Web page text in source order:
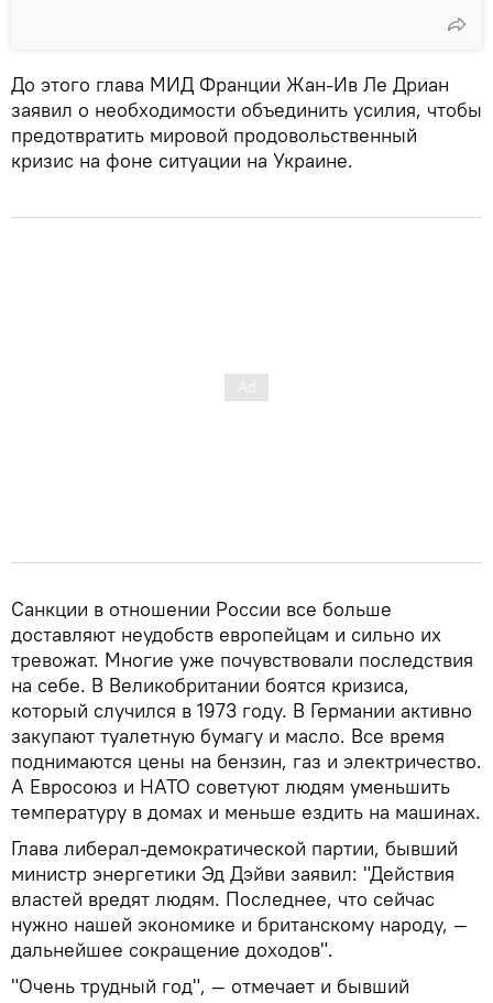
До этого глава МИД Франции Жан-Ив Ле Дриан
заявил о необходимости объединить усилия, чтобы
предотвратить мировой продовольственный
кризис на фоне ситуации на Украине.
Санкции в отношении России все больше
доставляют неудобств европейцам и сильно их
тревожат. Многие уже почувствовали последствия
на себе. В Великобритании боятся кризиса,
который случился в 1973 году. В Германии активно
закупают туалетную бумагу и масло. Все время
поднимаются цены на бензин, газ и электричество.
А Евросоюз и НАТО советуют людям уменьшить
температуру в домах и меньше ездить на машинах.
Глава либерал-демократической партии, бывший
министр энергетики Эд Дэйви заявил: "Действия
властей вредят людям. Последнее, что сейчас
нужно нашей экономике и британскому народу, —
дальнейшее сокращение доходов".
"Очень трудный год", — отмечает и бывший